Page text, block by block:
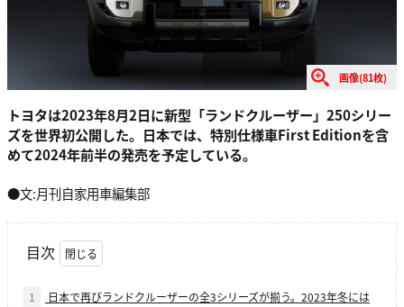
画像(81枚)
トヨタは2023年8月2日に新型「ランドクルーザー」250シリー
ズを世界初公開した。日本では、特別仕様車First Editionを含
めて2024年前半の発売を予定している。
●文:月刊自家用車編集部
目次
1
日本で再びランドクルーザーの全3シリーズが揃う。2023年冬には